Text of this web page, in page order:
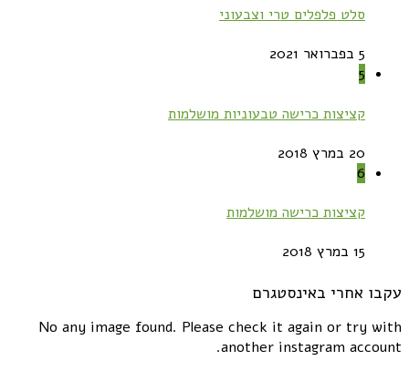
סלט פלפלים טרי וצבעוני
5 בפברואר 2021
5
קציצות כרישה טבעוניות מושלמות
20 במרץ 2018
6
קציצות כרישה מושלמות
15 במרץ 2018
עקבו אחרי באינסטגרם
No any image found. Please check it again or try with
another instagram account.